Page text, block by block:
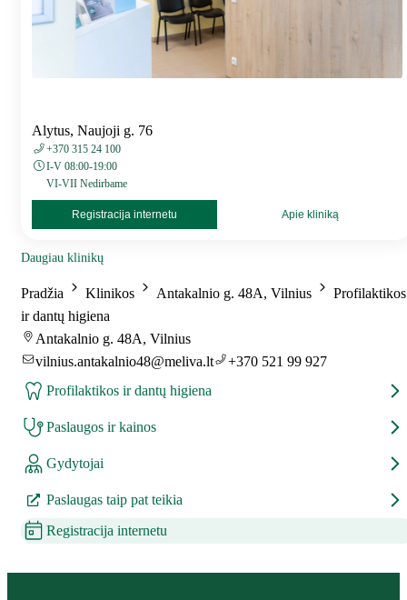
Alytus, Naujoji g. 76
+370 315 24 100
I-V 08:00-19:00
VI-VII Nedirbame
Registracija internetu Apie kliniką
Daugiau klinikų
Pradžia Klinikos Antakalnio g. 48A, Vilnius
Profilaktikos
ir dantų higiena
Antakalnio g. 48A, Vilnius
vilnius.antakalnio48@meliva.lt
+370 521 99 927
Profilaktikos ir dantų higiena
Paslaugos ir kainos
Gydytojai
Paslaugas taip pat teikia
Registracija internetu